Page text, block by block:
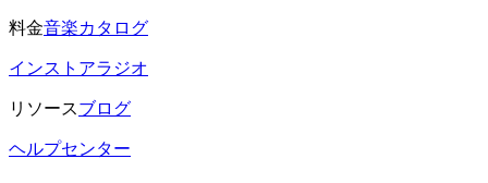
料金音楽カタログ
インストアラジオ
リソースブログ
ヘルプセンター